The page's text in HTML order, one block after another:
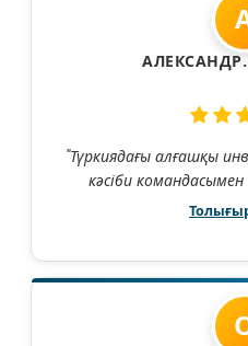
"Түркиядағы алғашқы
кәсіби